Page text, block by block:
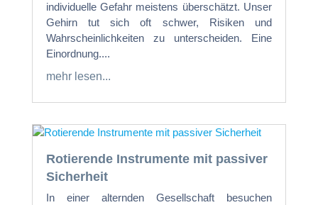
individuelle Gefahr meistens überschätzt. Unser
Gehirn tut sich oft schwer, Risiken und
Wahrscheinlichkeiten zu unterscheiden. Eine
Einordnung....
mehr lesen...
Rotierende Instrumente mit passiver
Sicherheit
In einer alternden Gesellschaft besuchen